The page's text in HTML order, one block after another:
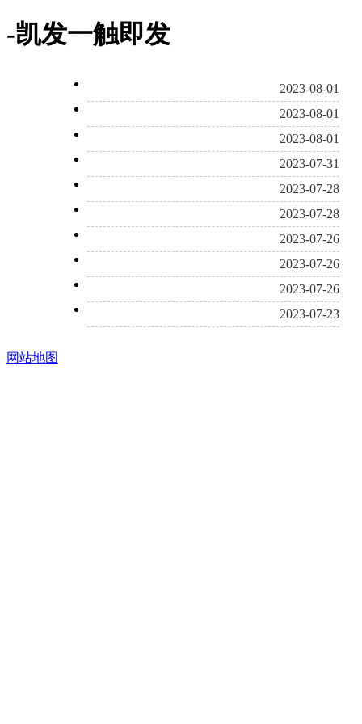
-凯发一触即发
2023-08-01
2023-08-01
2023-08-01
2023-07-31
2023-07-28
2023-07-28
2023-07-26
2023-07-26
2023-07-26
2023-07-23
网站地图